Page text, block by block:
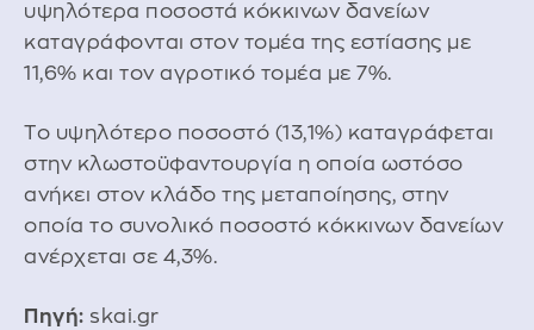
υψηλότερα ποσοστά κόκκινων δανείων
καταγράφονται στον τομέα της εστίασης με
11,6% και τον αγροτικό τομέα με 7%.
Tο υψηλότερο ποσοστό (13,1%) καταγράφεται
στην κλωστοϋφαντουργία η οποία ωστόσο
ανήκει στον κλάδο της μεταποίησης, στην
οποία το συνολικό ποσοστό κόκκινων δανείων
ανέρχεται σε 4,3%.
Πηγή: skai.gr